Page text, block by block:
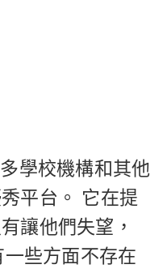
學校機構和其他
平台。 它在提
讓他們失望，
些方面不存在